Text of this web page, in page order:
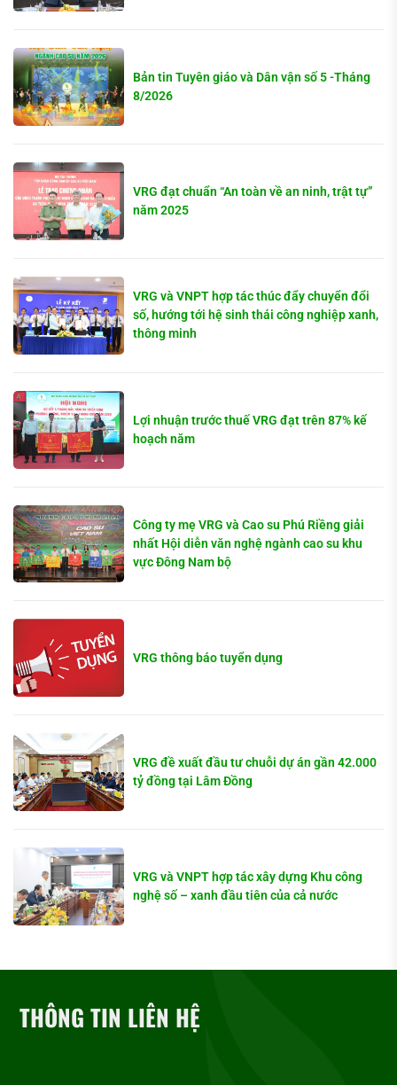
Bản tin Tuyên giáo và Dân vận số 5 -Tháng
8/2026
VRG đạt chuẩn “An toàn về an ninh, trật tự”
năm 2025
VRG và VNPT hợp tác thúc đẩy chuyển đổi
số, hướng tới hệ sinh thái công nghiệp xanh,
thông minh
Lợi nhuận trước thuế VRG đạt trên 87% kế
hoạch năm
Công ty mẹ VRG và Cao su Phú Riềng giải
nhất Hội diễn văn nghệ ngành cao su khu
vực Đông Nam bộ
VRG thông báo tuyển dụng
VRG đề xuất đầu tư chuỗi dự án gần 42.000
tỷ đồng tại Lâm Đồng
VRG và VNPT hợp tác xây dựng Khu công
nghệ số – xanh đầu tiên của cả nước
THÔNG TIN LIÊN HỆ